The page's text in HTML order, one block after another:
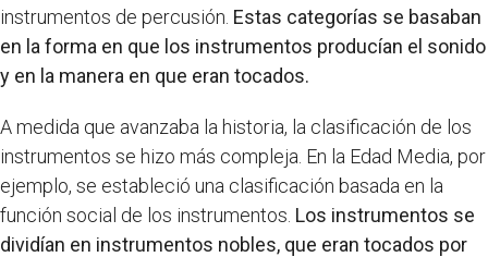
instrumentos de percusión. Estas categorías se basaban
en la forma en que los instrumentos producían el sonido
y en la manera en que eran tocados.
A medida que avanzaba la historia, la clasificación de los
instrumentos se hizo más compleja. En la Edad Media, por
ejemplo, se estableció una clasificación basada en la
función social de los instrumentos. Los instrumentos se
dividían en instrumentos nobles, que eran tocados por